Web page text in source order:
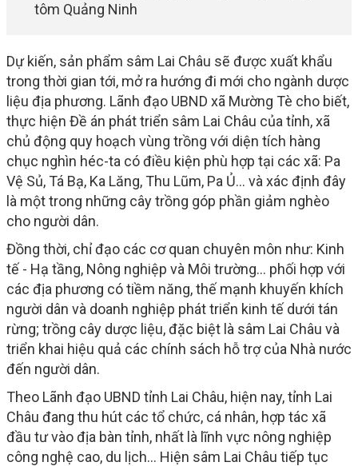
tôm Quảng Ninh
Dự kiến, sản phẩm sâm Lai Châu sẽ được xuất khẩu
trong thời gian tới, mở ra hướng đi mới cho ngành dược
liệu địa phương. Lãnh đạo UBND xã Mường Tè cho biết,
thực hiện Đề án phát triển sâm Lai Châu của tỉnh, xã
chủ động quy hoạch vùng trồng với diện tích hàng
chục nghìn héc-ta có điều kiện phù hợp tại các xã: Pa
Vệ Sủ, Tá Bạ, Ka Lăng, Thu Lũm, Pa Ủ... và xác định đây
là một trong những cây trồng góp phần giảm nghèo
cho người dân.
Đồng thời, chỉ đạo các cơ quan chuyên môn như: Kinh
tế - Hạ tầng, Nông nghiệp và Môi trường... phối hợp với
các địa phương có tiềm năng, thế mạnh khuyến khích
người dân và doanh nghiệp phát triển kinh tế dưới tán
rừng; trồng cây dược liệu, đặc biệt là sâm Lai Châu và
triển khai hiệu quả các chính sách hỗ trợ của Nhà nước
đến người dân.
Theo Lãnh đạo UBND tỉnh Lai Châu, hiện nay, tỉnh Lai
Châu đang thu hút các tổ chức, cá nhân, hợp tác xã
đầu tư vào địa bàn tỉnh, nhất là lĩnh vực nông nghiệp
công nghệ cao, du lịch… Hiện sâm Lai Châu tiếp tục